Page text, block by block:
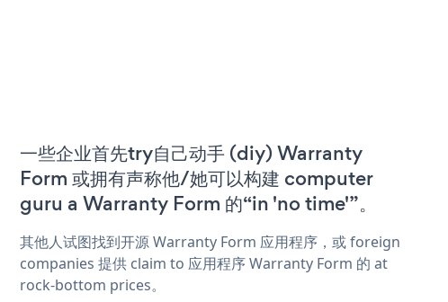
一些企业首先try自己动手 (diy) Warranty
Form 或拥有声称他/她可以构建 computer
guru a Warranty Form 的“in 'no time'”。
其他人试图找到开源 Warranty Form 应用程序，或 foreign
companies 提供 claim to 应用程序 Warranty Form 的 at
rock-bottom prices。